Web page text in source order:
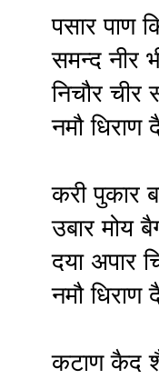
पसार पाण
समन्द नीर
निचौर चीर
नमौ धिराण
करी पुकार
उबार मोय
दया अपार
नमौ धिराण
कटाण कैद